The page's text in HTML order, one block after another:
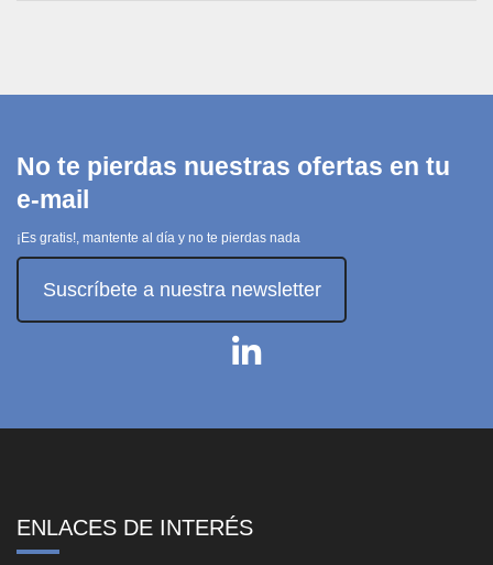
No te pierdas nuestras ofertas en tu
e-mail
¡Es gratis!, mantente al día y no te pierdas nada
Suscríbete a nuestra newsletter
ENLACES DE INTERÉS